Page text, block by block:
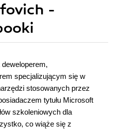
-
deweloperem,
specjalizującym się w
stosowanych przez
tytułu Microsoft
szkoleniowych dla
co wiąże się z